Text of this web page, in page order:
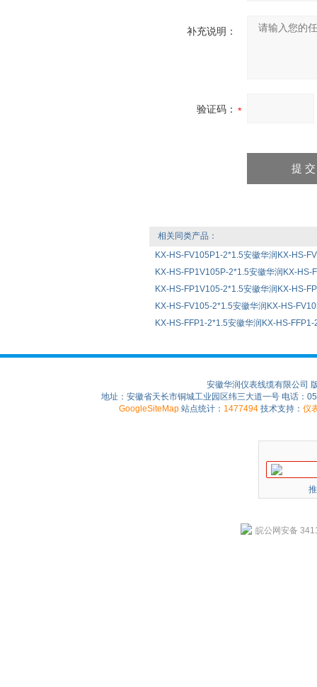
补充说明：
验证码：
相关同类产品：
KX-HS-FV105P1-2*1.5安徽华润KX-HS-
KX-HS-FP1V105P-2*1.5安徽华润KX-
KX-HS-FP1V105-2*1.5安徽华润KX-HS-
KX-HS-FV105-2*1.5安徽华润KX-HS-
KX-HS-FFP1-2*1.5安徽华润KX-HS-
安徽华润仪表线缆有限公司
地址：安徽省天长市铜城工业园区纬三大道一号 电话：
GoogleSiteMap 站点统计： 1477494 技术支持： 仪
皖公网安备